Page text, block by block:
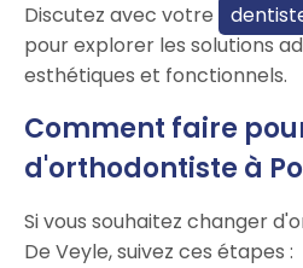
Discutez avec votre
pour explorer les solutions
esthétiques et fonctionnels.
Comment faire
d'orthodontiste à
Si vous souhaitez changer
De Veyle, suivez ces étapes :